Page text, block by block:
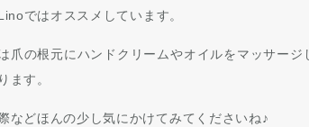
ではオススメしています。
爪の根元にハンドクリームやオイルをマッサー
ます。
などほんの少し気にかけてみてくださいね♪